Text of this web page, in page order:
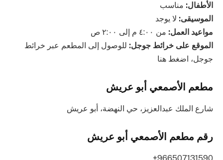
الأطفال: مناسب
الموسيقى: لا يوجد
مواعيد العمل: من ٤:٠٠ م إلى ٢:٠٠ ص
الموقع على خرائط جوجل: للوصول إلى المطعم عبر خرائط
جوجل، اضغط هنا
مطعم الأصمعي أبو عريش
شارع الملك عبدالعزيز، حي النهضة، أبو عريش
رقم مطعم الأصمعي أبو عريش